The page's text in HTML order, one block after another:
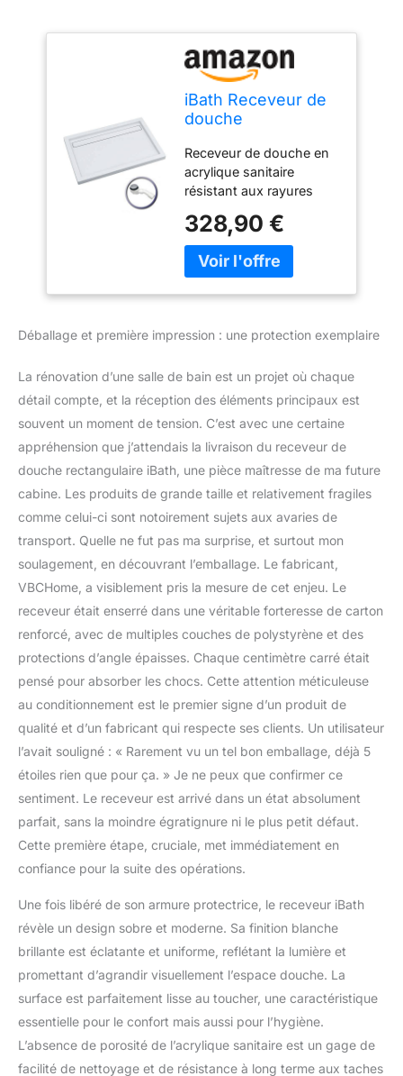
iBath Receveur de
douche
salle de bain,
cabine de douche
en polystyrène,
plat, en acrylique
sanitaire, stable,
lisse, blanc et
bonde
Receveur de douche en
acrylique sanitaire
résistant aux rayures
polystyrène et renfort en
acier. La surface
antibactérienne permet
aux moisissures. Renfort
pour une isolation
acoustique normalisée et
une isolation étanche.
entretenir Grâce à sa
faible hauteur de 6,5 cm,
le receveur de douche
peut être installé sur le
sol. L'évacuation se
monte rapidement et
facilement dans une
plaque inférieure
d'écoulement : 52 mm,
matériau : acrylique
sanitaire.
328,90 €
Déballage et première impression : une protection exemplaire
La rénovation d’une salle de bain est un projet où chaque
détail compte, et la réception des éléments principaux est
souvent un moment de tension. C’est avec une certaine
appréhension que j’attendais la livraison du receveur de
douche rectangulaire iBath, une pièce maîtresse de ma future
cabine. Les produits de grande taille et relativement fragiles
comme celui-ci sont notoirement sujets aux avaries de
transport. Quelle ne fut pas ma surprise, et surtout mon
soulagement, en découvrant l’emballage. Le fabricant,
VBCHome, a visiblement pris la mesure de cet enjeu. Le
receveur était enserré dans une véritable forteresse de carton
renforcé, avec de multiples couches de polystyrène et des
protections d’angle épaisses. Chaque centimètre carré était
pensé pour absorber les chocs. Cette attention méticuleuse
au conditionnement est le premier signe d’un produit de
qualité et d’un fabricant qui respecte ses clients. Un utilisateur
l’avait souligné : « Rarement vu un tel bon emballage, déjà 5
étoiles rien que pour ça. » Je ne peux que confirmer ce
sentiment. Le receveur est arrivé dans un état absolument
parfait, sans la moindre égratignure ni le plus petit défaut.
Cette première étape, cruciale, met immédiatement en
confiance pour la suite des opérations.
Une fois libéré de son armure protectrice, le receveur iBath
révèle un design sobre et moderne. Sa finition blanche
brillante est éclatante et uniforme, reflétant la lumière et
promettant d’agrandir visuellement l’espace douche. La
surface est parfaitement lisse au toucher, une caractéristique
essentielle pour le confort mais aussi pour l’hygiène.
L’absence de porosité de l’acrylique sanitaire est un gage de
facilité de nettoyage et de résistance à long terme aux taches